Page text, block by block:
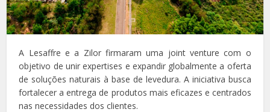
A Lesaffre e a Zilor firmaram uma joint venture com o
objetivo de unir expertises e expandir globalmente a oferta
de soluções naturais à base de levedura. A iniciativa busca
fortalecer a entrega de produtos mais eficazes e centrados
nas necessidades dos clientes.